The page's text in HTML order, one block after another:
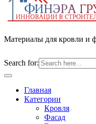
Материалы для кровли и
Search for:
Open
ButtonГлавная
Категории
Кровля
Фасад